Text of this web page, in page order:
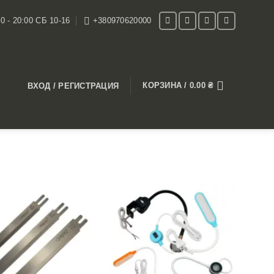
- 20:00 СБ 10-16 +380970620000
ВХОД / РЕГИСТРАЦИЯ КОРЗИНА / 0.00₴